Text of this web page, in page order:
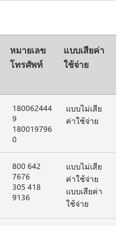
หมายเลข
โทรศัพท์
แบบเสียค่า
ใช้จ่าย
180062444
9
180019796
0
แบบไม่เสีย
ค่าใช้จ่าย
800 642
7676
305 418
9136
แบบไม่เสีย
ค่าใช้จ่าย
แบบเสียค่า
ใช้จ่าย